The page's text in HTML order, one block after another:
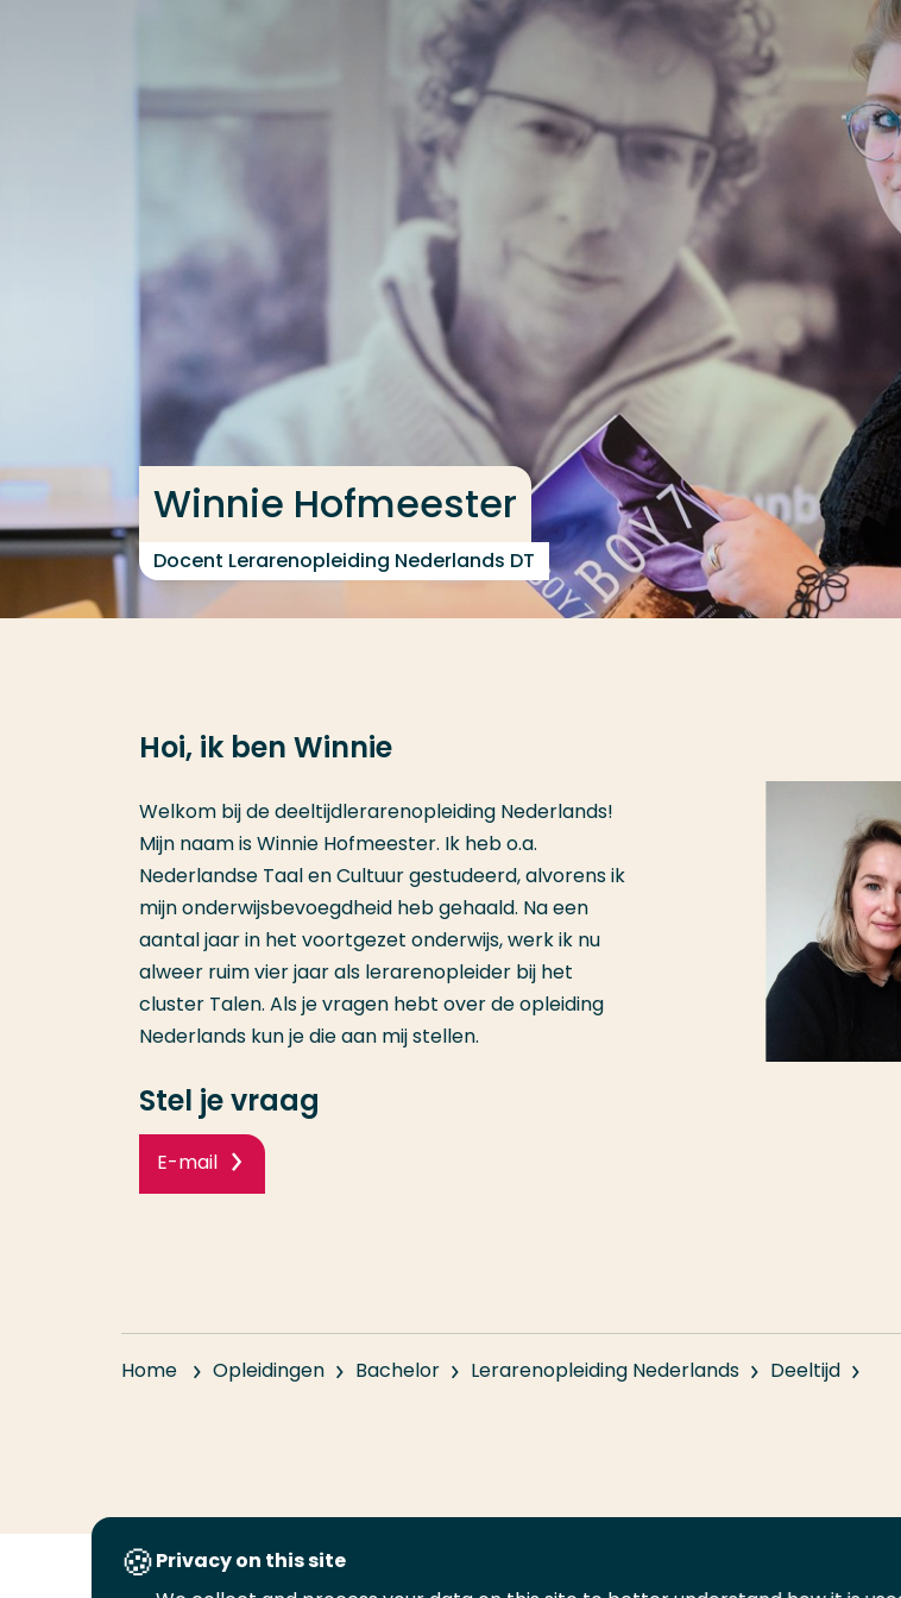
Winnie Hofmeester
Docent Lerarenopleiding Nederlands DT
Hoi, ik ben Winnie
Welkom bij de deeltijdlerarenopleiding Nederlands!
Mijn naam is Winnie Hofmeester. Ik heb o.a.
Nederlandse Taal en Cultuur gestudeerd, alvorens ik
mijn onderwijsbevoegdheid heb gehaald. Na een
aantal jaar in het voortgezet onderwijs, werk ik nu
alweer ruim vier jaar als lerarenopleider bij het
cluster Talen. Als je vragen hebt over de opleiding
Nederlands kun je die aan mij stellen.
Stel je vraag
E-mail
Home Opleidingen Bachelor Lerarenopleiding Nederlands Deeltijd
Contact
Privacy on this site